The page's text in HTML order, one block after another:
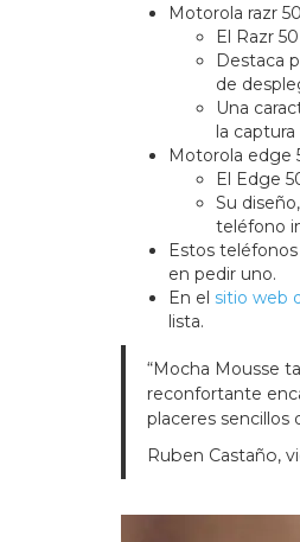
Motorola razr
El Razr
Destaca
de
Una
la
Motorola edge
El Edge
Su
teléfono
Estos
en pedir uno.
En el sitio web
lista.
“Mocha Mousse
reconfortante
placeres sencillos
Ruben Castaño,